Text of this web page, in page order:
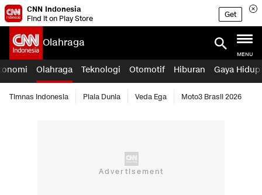
CNN Indonesia
Find it on Play Store
Get
Olahraga
MENU
Olahraga Teknologi Otomotif Hiburan Gaya Hidup
Timnas Indonesia Piala Dunia Veda Ega Moto3 Brasil 2026